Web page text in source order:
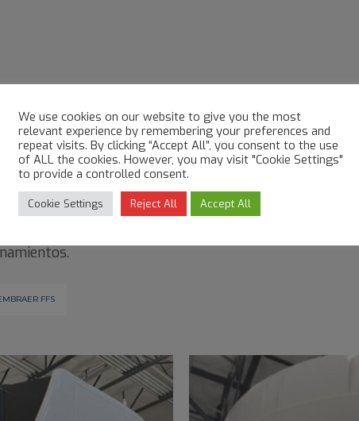
ATI(principal aerolínea de Amazon Prime Air) y
departamento de entrenamiento de tripulantes de
usando door trainers Boeing 767
y el
edificio de Dallas 2 para su
y centro
FFS
We use cookies on our website to give you the most
relevant experience by remembering your preferences and
repeat visits. By clicking “Accept All”, you consent to the use
of ALL the cookies. However, you may visit "Cookie Settings"
to provide a controlled consent.
Cookie Settings Reject All Accept All